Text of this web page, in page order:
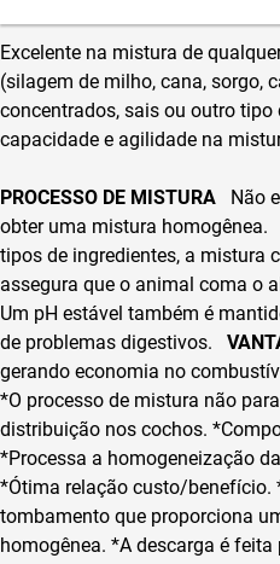
Excelente na mistura de
(silagem de milho, cana, sorgo,
concentrados, sais ou outro
capacidade e agilidade na
PROCESSO DE MISTURA
Não
obter uma mistura homogênea.
tipos de ingredientes, a mistura
assegura que o animal coma o
Um pH estável também é
de problemas digestivos.
gerando economia no
*O processo de mistura não
distribuição nos cochos.
*Processa a homogeneização
*Ótima relação custo/benefício.
tombamento que proporciona
homogênea. *A descarga é feita